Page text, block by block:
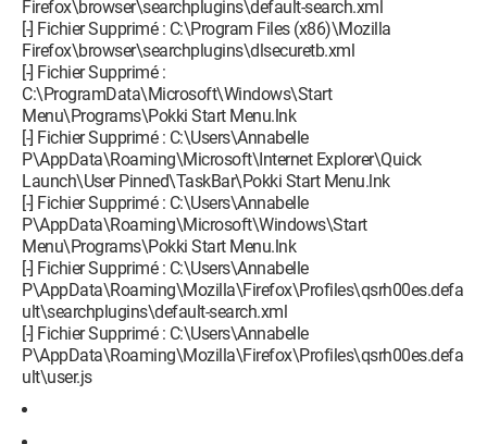
Firefox\browser\searchplugins\default-search.xml
[-] Fichier Supprimé : C:\Program Files (x86)\Mozilla
Firefox\browser\searchplugins\dlsecuretb.xml
[-] Fichier Supprimé :
C:\ProgramData\Microsoft\Windows\Start
Menu\Programs\Pokki Start Menu.lnk
[-] Fichier Supprimé : C:\Users\Annabelle
P\AppData\Roaming\Microsoft\Internet Explorer\Quick
Launch\User Pinned\TaskBar\Pokki Start Menu.lnk
[-] Fichier Supprimé : C:\Users\Annabelle
P\AppData\Roaming\Microsoft\Windows\Start
Menu\Programs\Pokki Start Menu.lnk
[-] Fichier Supprimé : C:\Users\Annabelle
P\AppData\Roaming\Mozilla\Firefox\Profiles\qsrh00es.defa
ult\searchplugins\default-search.xml
[-] Fichier Supprimé : C:\Users\Annabelle
P\AppData\Roaming\Mozilla\Firefox\Profiles\qsrh00es.defa
ult\user.js